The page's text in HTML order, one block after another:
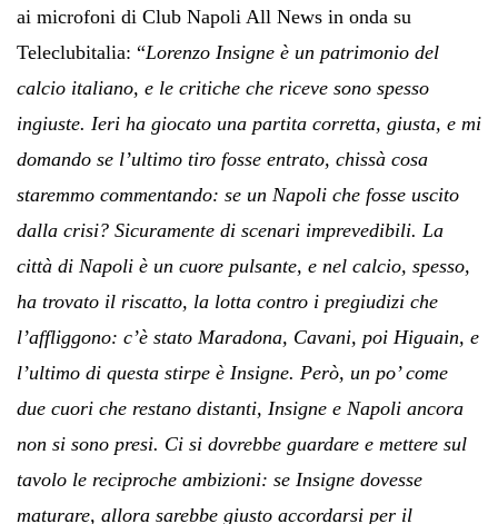
ai microfoni di Club Napoli All News in onda su
Teleclubitalia: “Lorenzo Insigne è un patrimonio del
calcio italiano, e le critiche che riceve sono spesso
ingiuste. Ieri ha giocato una partita corretta, giusta, e mi
domando se l’ultimo tiro fosse entrato, chissà cosa
staremmo commentando: se un Napoli che fosse uscito
dalla crisi? Sicuramente di scenari imprevedibili. La
città di Napoli è un cuore pulsante, e nel calcio, spesso,
ha trovato il riscatto, la lotta contro i pregiudizi che
l’affliggono: c’è stato Maradona, Cavani, poi Higuain, e
l’ultimo di questa stirpe è Insigne. Però, un po’ come
due cuori che restano distanti, Insigne e Napoli ancora
non si sono presi. Ci si dovrebbe guardare e mettere sul
tavolo le reciproche ambizioni: se Insigne dovesse
maturare, allora sarebbe giusto accordarsi per il